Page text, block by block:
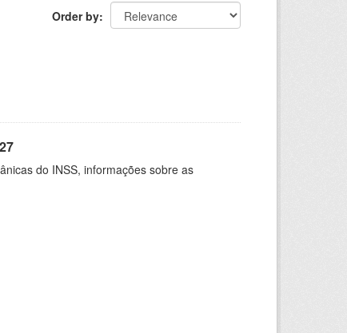
Order by
do INSS, informações sobre as